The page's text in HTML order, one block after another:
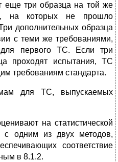
еще три образца на той же
на которых не прошло
дополнительных образца
с теми же требованиями,
для первого ТС. Если три
проходят испытания, ТС
требованиям стандарта.
для ТС, выпускаемых
на статистической
с одним из двух методов,
соответствие
в 8.1.2.